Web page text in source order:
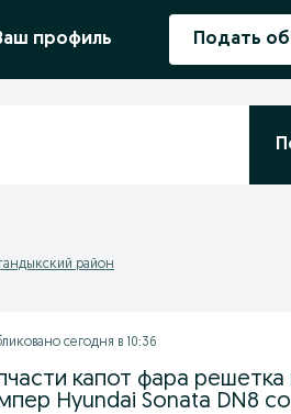
профиль Подать
район
сегодня в 10:36
капот фара решетка
Hyundai Sonata DN8